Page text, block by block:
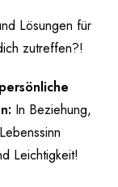
Lösungen für
zutreffen?!
In Beziehung,
Leichtigkeit!